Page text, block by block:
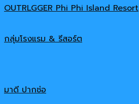
OUTRLGGER Phi Phi Island Resort
กลุ่มโรงแรม & รีสอร์ต
มาดี ปากช่อ